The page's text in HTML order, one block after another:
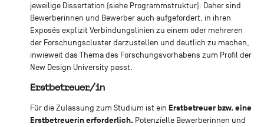
jeweilige Dissertation (siehe Programmstruktur). Daher sind
Bewerberinnen und Bewerber auch aufgefordert, in ihren
Exposés explizit Verbindungslinien zu einem oder mehreren
der Forschungscluster darzustellen und deutlich zu machen,
inwieweit das Thema des Forschungsvorhabens zum Profil der
New Design University passt.
Erstbetreuer/in
Für die Zulassung zum Studium ist ein Erstbetreuer bzw. eine
Erstbetreuerin erforderlich.Potenzielle Bewerberinnen und